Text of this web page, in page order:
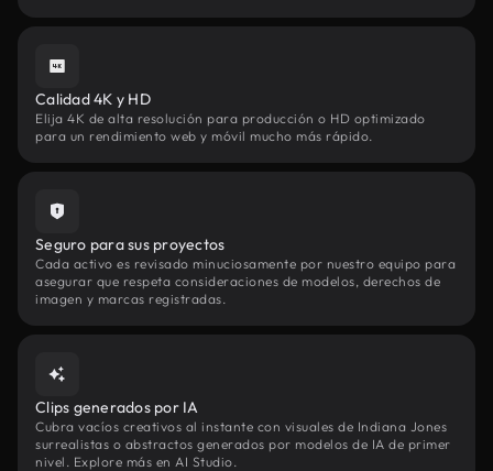
Calidad 4K y HD
Elija 4K de alta resolución para producción o HD optimizado
para un rendimiento web y móvil mucho más rápido.
Seguro para sus proyectos
Cada activo es revisado minuciosamente por nuestro equipo para
asegurar que respeta consideraciones de modelos, derechos de
imagen y marcas registradas.
Clips generados por IA
Cubra vacíos creativos al instante con visuales de Indiana Jones
surrealistas o abstractos generados por modelos de IA de primer
nivel. Explore más en AI Studio.